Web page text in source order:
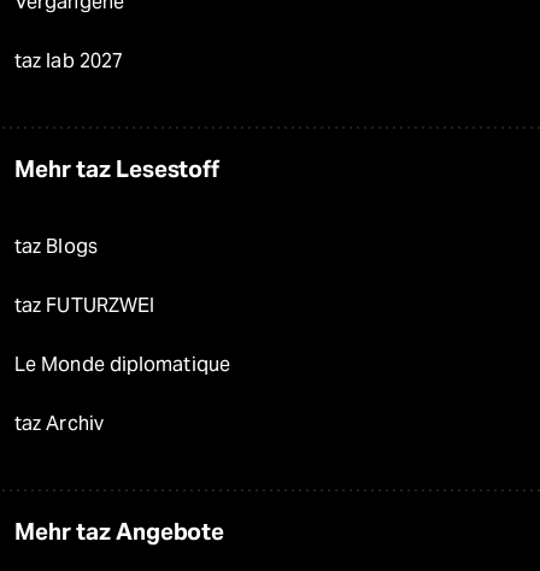
taz lab 2027
Mehr taz Lesestoff
taz Blogs
taz FUTURZWEI
Le Monde diplomatique
taz Archiv
Mehr taz Angebote